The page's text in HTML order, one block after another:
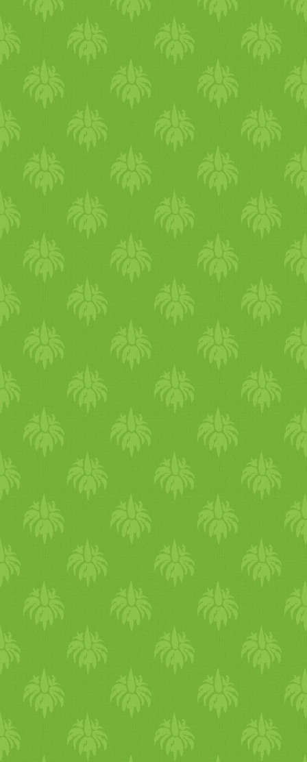
előnyben a hűsítő
jógapózokat (talaj menti
gyakorlatok, előrehajlító
pózok). Kerüld a
megerőltető pózokat, az álló
és a hátrahajlító
és a dinamikus gyakorlást.
Végezz Shitali pránájámát.
Csodaszép nyári napokat
kívánok :) szeretettel Kati